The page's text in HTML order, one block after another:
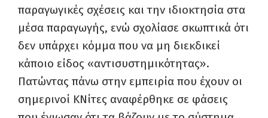
παραγωγικές σχέσεις και την ιδιοκτησία στα
μέσα παραγωγής, ενώ σχολίασε σκωπτικά ότι
δεν υπάρχει κόμμα που να μη διεκδικεί
κάποιο είδος «αντισυστημικότητας».
Πατώντας πάνω στην εμπειρία που έχουν οι
σημερινοί ΚΝίτες αναφέρθηκε σε φάσεις